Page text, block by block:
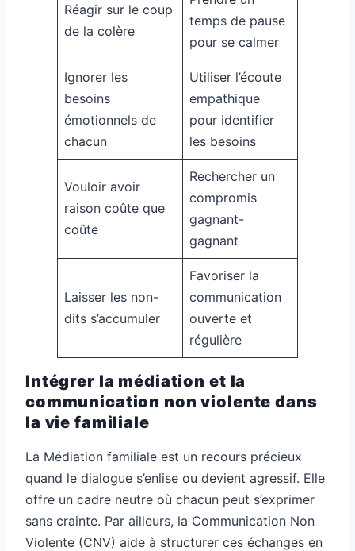
Réagir sur le coup
de la colère
temps de pause
pour se calmer
Ignorer les
besoins
émotionnels de
chacun
Utiliser l’écoute
empathique
pour identifier
les besoins
Vouloir avoir
raison coûte que
coûte
Rechercher un
compromis
gagnant-
gagnant
Laisser les non-
dits s’accumuler
Favoriser la
communication
ouverte et
régulière
Intégrer la médiation et la
communication non violente dans
la vie familiale
La Médiation familiale est un recours précieux
quand le dialogue s’enlise ou devient agressif. Elle
offre un cadre neutre où chacun peut s’exprimer
sans crainte. Par ailleurs, la Communication Non
Violente (CNV) aide à structurer ces échanges en